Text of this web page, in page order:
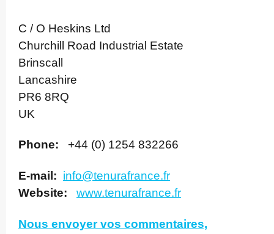
C / O Heskins Ltd
Churchill Road Industrial Estate
Brinscall
Lancashire
PR6 8RQ
UK
Phone: +44 (0) 1254 832266
E-mail: info@tenurafrance.fr
Website:
www.­tenur­af­rance.­fr
Nous envoyer vos commentaires,